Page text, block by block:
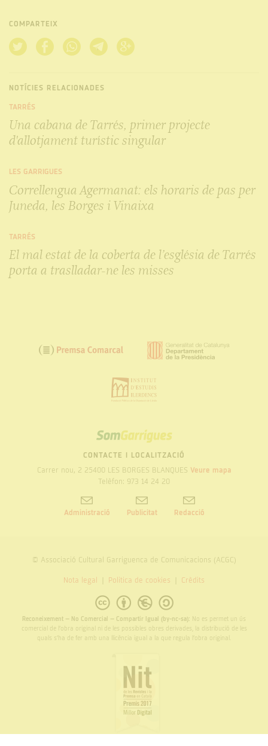
COMPARTEIX
NOTÍCIES RELACIONADES
TARRÉS
Una cabana de Tarrés, primer projecte
d'allotjament turístic singular
LES GARRIGUES
Correllengua Agermanat: els horaris de pas per
Juneda, les Borges i Vinaixa
TARRÉS
El mal estat de la coberta de l’església de Tarrés
porta a traslladar-ne les misses
SOM
GARRIGUES
CONTACTE I LOCALITZACIÓ
Carrer nou, 2 25400 LES BORGES BLANQUES Veure mapa
Telèfon: 973 14 24 20
Administració Publicitat Redacció
© Associació Cultural Garriguenca de Comunicacions (ACGC)
Nota legal Politica de cookies Crèdits
Reconeixement – No Comercial – Compartir Igual (by-nc-sa): No es permet un ús
comercial de l’obra original ni de les possibles obres derivades, la distribució de les
quals s’ha de fer amb una llicència igual a la que regula l’obra original.